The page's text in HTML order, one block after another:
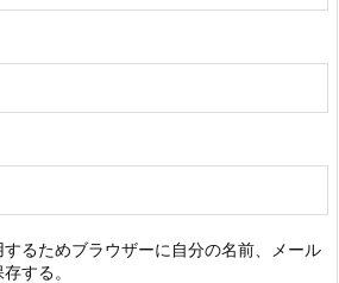
るためブラウザーに自分の名前、メール
する。